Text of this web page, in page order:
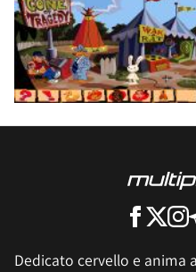
Dedicato cervello e anima